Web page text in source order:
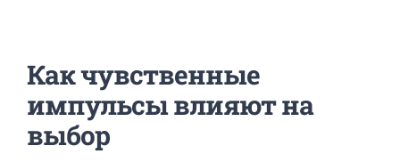
Home Science Lab
Fee Structure
Annual Calendar
SMC Members
Recognition Certificate
Mandatory Disclosure pdf
Как чувственные
импульсы влияют на
выбор